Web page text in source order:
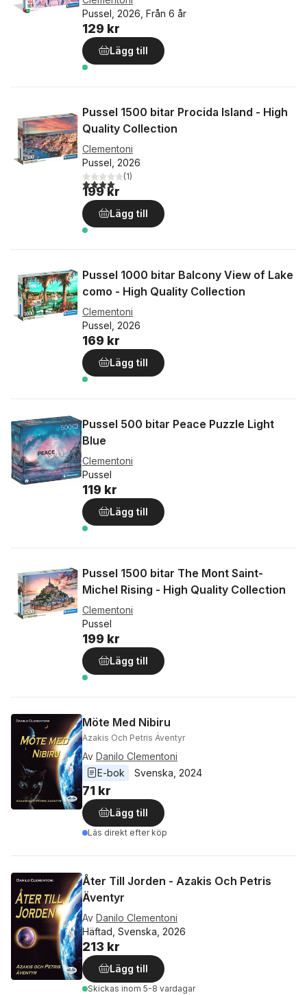
Pussel, 2026, Från 6 år
129 kr
Lägg till
Pussel 1500 bitar Procida Island - High
Quality Collection
Clementoni
Pussel, 2026
4,0utav 5 stjärnor. Totalt antal röster:
(1)
199 kr
Lägg till
Pussel 1000 bitar Balcony View of Lake
como - High Quality Collection
Clementoni
Pussel, 2026
169 kr
Lägg till
Pussel 500 bitar Peace Puzzle Light
Blue
Clementoni
Pussel
119 kr
Lägg till
Pussel 1500 bitar The Mont Saint-
Michel Rising - High Quality Collection
Clementoni
Pussel
199 kr
Lägg till
Möte Med Nibiru
Azakis Och Petris Äventyr
Av Danilo Clementoni
E-bok
Svenska 2024
71 kr
Lägg till
Läs direkt efter köp
Åter Till Jorden - Azakis Och Petris
Äventyr
Av Danilo Clementoni
Häftad, Svenska, 2026
213 kr
Lägg till
Skickas inom 5-8 vardagar